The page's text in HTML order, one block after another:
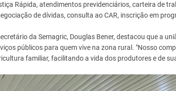
Rápida, atendimentos previdenciários, carteira de
de dívidas, consulta ao CAR, inscrição em
da Semagric, Douglas Bener, destacou que a
públicos para quem vive na zona rural. "Nosso
familiar, facilitando a vida dos produtores e de